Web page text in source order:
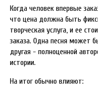
Когда человек впервые
что цена должна быть
творческая услуга, и ее
заказа. Одна песня может
другая - полноценной
истории.
На итог обычно влияют: